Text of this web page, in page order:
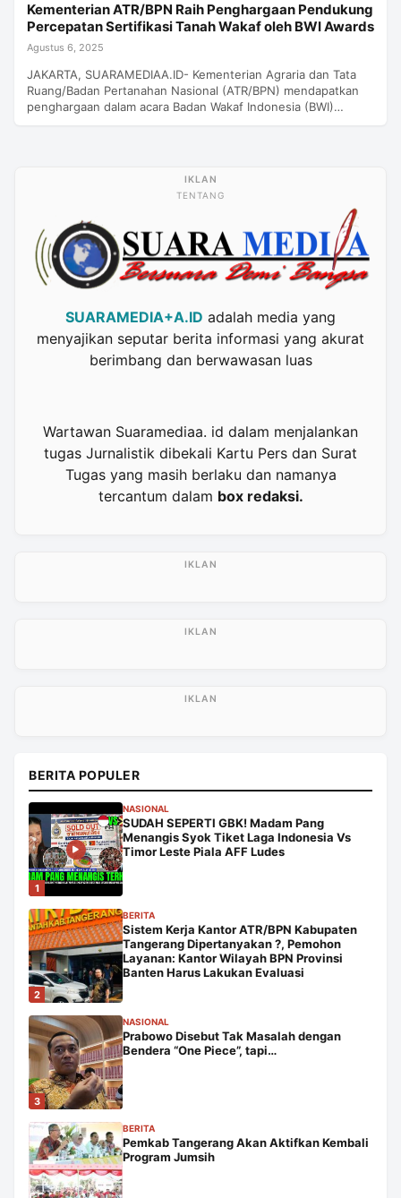
Kementerian ATR/BPN Raih Penghargaan Pendukung
Percepatan Sertifikasi Tanah Wakaf oleh BWI Awards
Agustus 6, 2025
JAKARTA, SUARAMEDIAA.ID- Kementerian Agraria dan Tata
Ruang/Badan Pertanahan Nasional (ATR/BPN) mendapatkan
penghargaan dalam acara Badan Wakaf Indonesia (BWI)…
TENTANG
SUARAMEDIA+A.ID adalah media yang
menyajikan seputar berita informasi yang akurat
berimbang dan berwawasan luas
Wartawan Suaramediaa. id dalam menjalankan
tugas Jurnalistik dibekali Kartu Pers dan Surat
Tugas yang masih berlaku dan namanya
tercantum dalam box redaksi.
BERITA POPULER
1
NASIONAL
SUDAH SEPERTI GBK! Madam Pang
Menangis Syok Tiket Laga Indonesia Vs
Timor Leste Piala AFF Ludes
2
BERITA
Sistem Kerja Kantor ATR/BPN Kabupaten
Tangerang Dipertanyakan ?, Pemohon
Layanan: Kantor Wilayah BPN Provinsi
Banten Harus Lakukan Evaluasi
3
NASIONAL
Prabowo Disebut Tak Masalah dengan
Bendera “One Piece”, tapi…
BERITA
Pemkab Tangerang Akan Aktifkan Kembali
Program Jumsih